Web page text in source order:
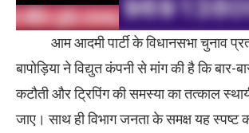
आम आदमी पार्टी के विधानसभा चुनाव
बापोड़िया ने विद्युत कंपनी से मांग की है कि बार-
कटौती और ट्रिपिंग की समस्या का तत्काल
जाए। साथ ही विभाग जनता के समक्ष यह स्पष्ट